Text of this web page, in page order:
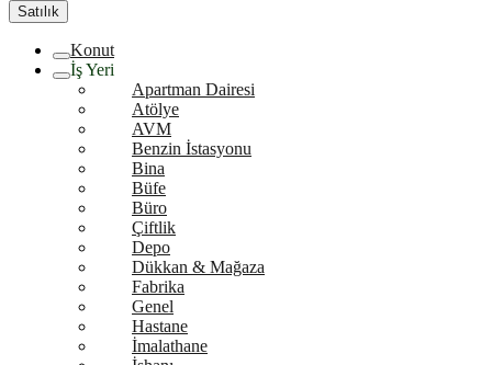
Satılık
Konut
İş Yeri
Apartman Dairesi
Atölye
AVM
Benzin İstasyonu
Bina
Büfe
Büro
Çiftlik
Depo
Dükkan & Mağaza
Fabrika
Genel
Hastane
İmalathane